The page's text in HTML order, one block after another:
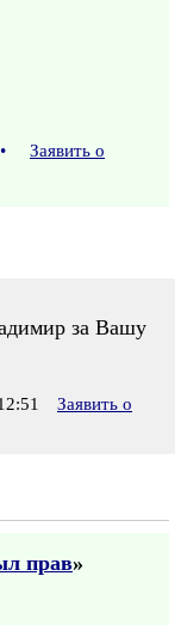
•
Заявить о
за Вашу
Заявить о
прав»